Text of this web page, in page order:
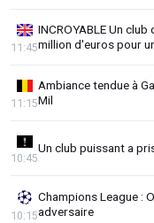
INCROYABLE Un
million d'euros pour
11:45
Ambiance tendue à
Mil
11:15
Un club puissant a
10:45
Champions League :
adversaire
10:15